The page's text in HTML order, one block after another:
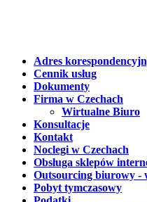
Adres
Cennik usług
Dokumenty
Firma w Czechach
Wirtualne Biuro
Konsultacje
Kontakt
Noclegi w Czechach
Obsługa sklepów
Outsourcing biurowy -
Pobyt tymczasowy